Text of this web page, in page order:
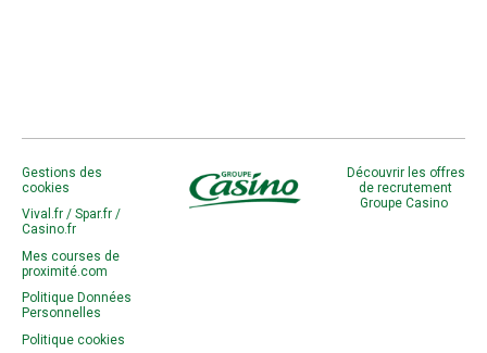
Gestions des
cookies
Vival.fr / Spar.fr /
Casino.fr
Mes courses de
proximité.com
Politique Données
Personnelles
Politique cookies
Découvrir les offres
de recrutement
Groupe Casino